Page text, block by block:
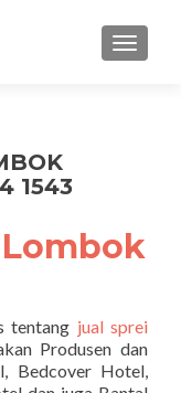
TUKAR
1543
tentang jual sprei
Produsen dan
Bedcover Hotel,